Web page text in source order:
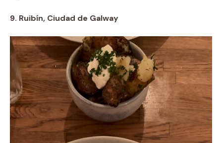
9. Ruibín, Ciudad de Galway